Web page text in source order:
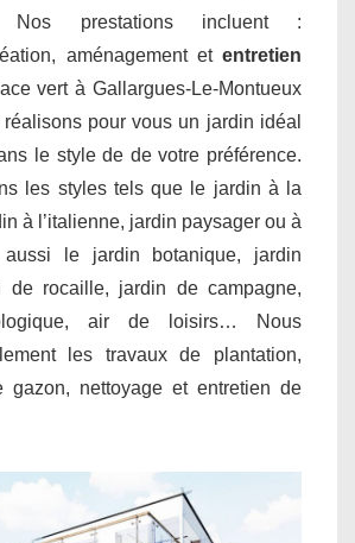
Nos prestations incluent :
aménagement et entretien
vert à Gallargues-Le-Montueux
pour vous un jardin idéal
le style de de votre préférence.
les styles tels que le jardin à la
à l’italienne, jardin paysager ou à
aussi le jardin botanique, jardin
de rocaille, jardin de campagne,
air de loisirs… Nous
les travaux de plantation,
gazon, nettoyage et entretien de